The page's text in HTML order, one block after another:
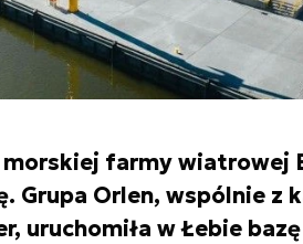
farmy wiatrowej
Grupa Orlen, wspólnie z
uruchomiła w Łebie